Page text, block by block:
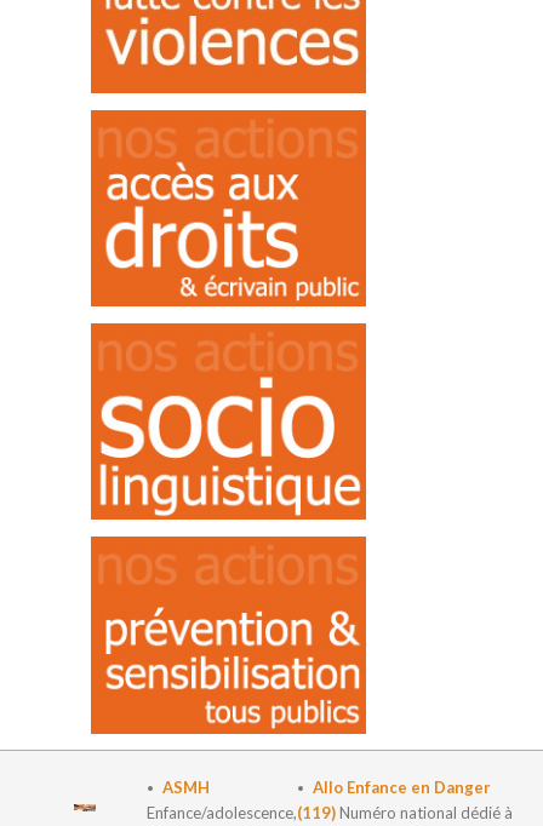
ASMH
Enfance/adolescence,
Allo Enfance en Danger
(119)Numéro national dédié à